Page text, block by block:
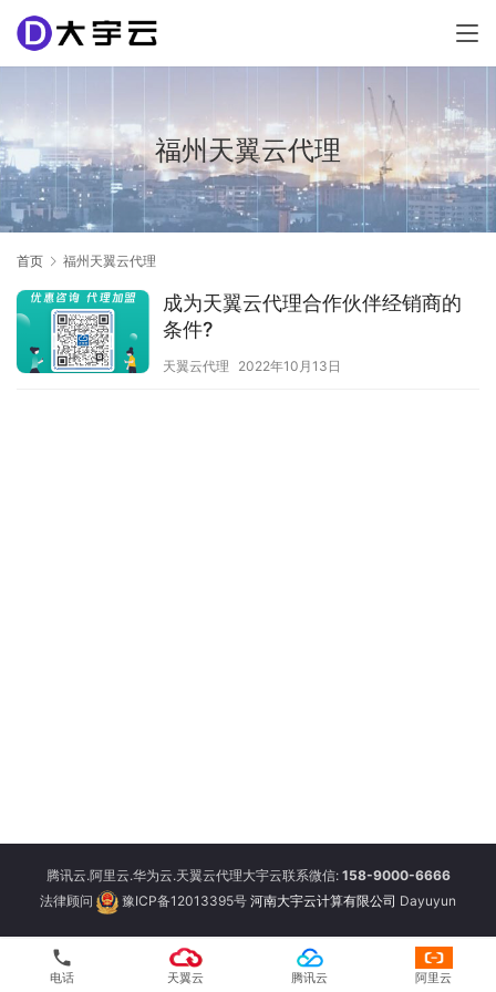
福州天翼云代理
首页 福州天翼云代理
成为天翼云代理合作伙伴经销商的
条件?
天翼云代理 2022年10月13日
腾讯云.阿里云.华为云.天翼云代理大宇云联系微信: 158-9000-6666
法律顾问
豫ICP备12013395号 河南大宇云计算有限公司 Dayuyun
phone
电话 天翼云 腾讯云 阿里云